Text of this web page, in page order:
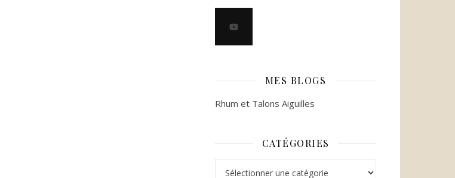
MES BLOGS
Rhum et Talons Aiguilles
CATÉGORIES